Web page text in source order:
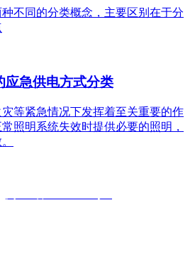
不同的分类概念，主要区别在于分
应急供电方式分类
等紧急情况下发挥着至关重要的作
照明系统失效时提供必要的照明，